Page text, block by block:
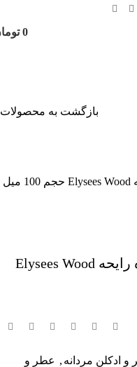
0
بازگشت به محصولات
ادکلن مردانه مارک ژوزف الیزه رایحه Elysees Wood
و ادکلن مردانه , عطر و